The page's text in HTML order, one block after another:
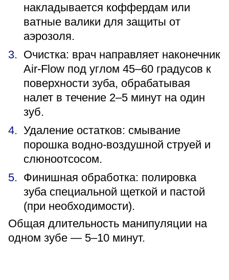
накладывается коффердам или
ватные валики для защиты от
аэрозоля.
Очистка: врач направляет наконечник
Air-Flow под углом 45–60 градусов к
поверхности зуба, обрабатывая
налет в течение 2–5 минут на один
зуб.
Удаление остатков: смывание
порошка водно-воздушной струей и
слюноотсосом.
Финишная обработка: полировка
зуба специальной щеткой и пастой
(при необходимости).
Общая длительность манипуляции на
одном зубе — 5–10 минут.